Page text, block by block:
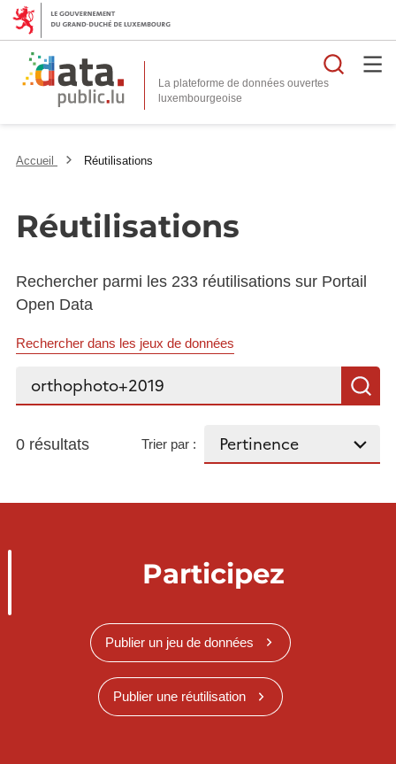
La plateforme de données ouvertes
Accueil Réutilisations
Réutilisations
Rechercher parmi les 233 réutilisations sur Portail
Open Data
Rechercher dans les jeux de données
Rechercher...
0 résultats Trier par :
Participez
Publier un jeu de données
Publier une réutilisation